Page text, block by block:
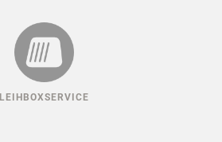
LEIHBOXSERVICE